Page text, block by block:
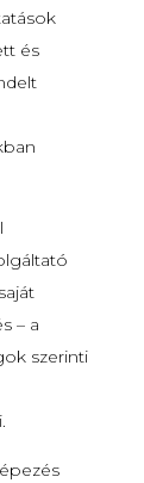
és
– a
szerinti